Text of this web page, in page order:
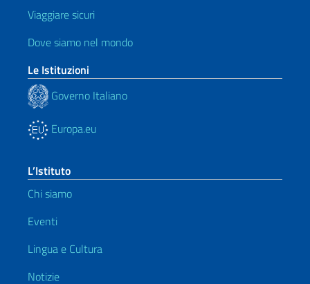
Viaggiare sicuri
Dove siamo nel mondo
Le Istituzioni
Governo Italiano
Europa.eu
L’Istituto
Chi siamo
Eventi
Lingua e Cultura
Notizie